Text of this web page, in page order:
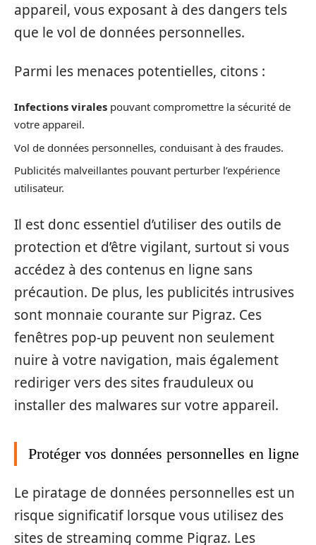
appareil, vous exposant à des dangers tels
que le vol de données personnelles.
Parmi les menaces potentielles, citons :
Infections virales pouvant compromettre la sécurité de
votre appareil.
Vol de données personnelles, conduisant à des fraudes.
Publicités malveillantes pouvant perturber l’expérience
utilisateur.
Il est donc essentiel d’utiliser des outils de
protection et d’être vigilant, surtout si vous
accédez à des contenus en ligne sans
précaution. De plus, les publicités intrusives
sont monnaie courante sur Pigraz. Ces
fenêtres pop-up peuvent non seulement
nuire à votre navigation, mais également
rediriger vers des sites frauduleux ou
installer des malwares sur votre appareil.
Protéger vos données personnelles en ligne
Le piratage de données personnelles est un
risque significatif lorsque vous utilisez des
sites de streaming comme Pigraz. Les